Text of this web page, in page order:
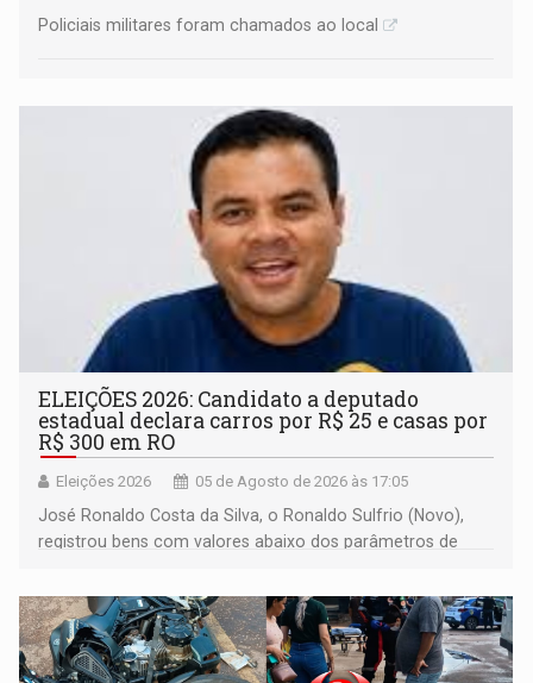
Policiais militares foram chamados ao local
ELEIÇÕES 2026: Candidato a deputado
estadual declara carros por R$ 25 e casas por
R$ 300 em RO
Eleições 2026 05 de Agosto de 2026 às 17:05
José Ronaldo Costa da Silva, o Ronaldo Sulfrio (Novo),
registrou bens com valores abaixo dos parâmetros de
milhões